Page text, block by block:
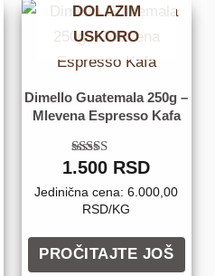
DOLAZIM
USKORO
Dimello Guatemala 250g –
Mlevena Espresso Kafa
Ocenjeno sa
5.00
od 5
1.500 RSD
Jedinična cena: 6.000,00
RSD/KG
PROČITAJTE JOŠ